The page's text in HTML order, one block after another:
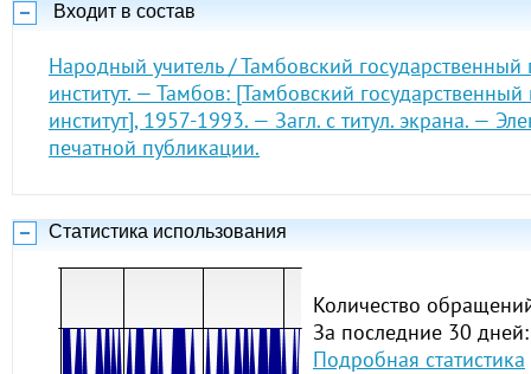
Входит в состав
Народный учитель / Тамбовский государственный
институт. — Тамбов: [Тамбовский государственный
институт], 1957-1993. — Загл. с титул. экрана. —
печатной публикации.
Статистика использования
Количество
За последние 30
Подробная статистика